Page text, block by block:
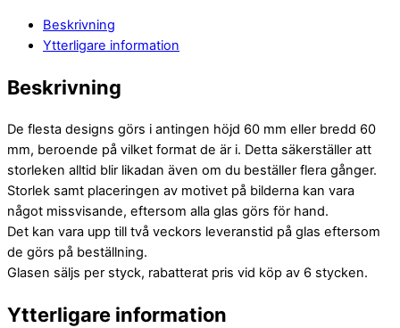
Beskrivning
Ytterligare information
Beskrivning
De flesta designs görs i antingen höjd 60 mm eller bredd 60
mm, beroende på vilket format de är i. Detta säkerställer att
storleken alltid blir likadan även om du beställer flera gånger.
Storlek samt placeringen av motivet på bilderna kan vara
något missvisande, eftersom alla glas görs för hand.
Det kan vara upp till två veckors leveranstid på glas eftersom
de görs på beställning.
Glasen säljs per styck, rabatterat pris vid köp av 6 stycken.
Ytterligare information